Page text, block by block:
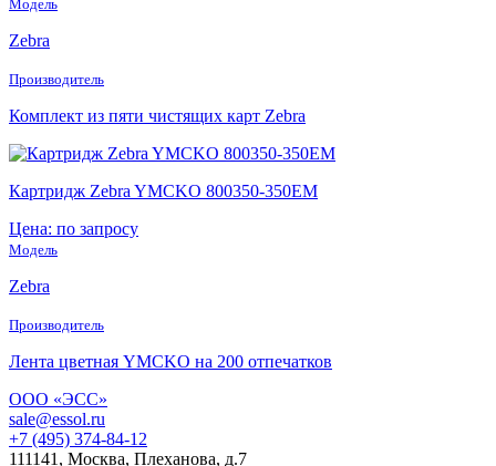
Модель
Zebra
Производитель
Комплект из пяти чистящих карт Zebra
Картридж Zebra YMCKO 800350-350EM
Цена: по запросу
Модель
Zebra
Производитель
Лента цветная YMCKO на 200 отпечатков
ООО «ЭСС»
sale@essol.ru
+7 (495) 374-84-12
111141, Москва, Плеханова, д.7